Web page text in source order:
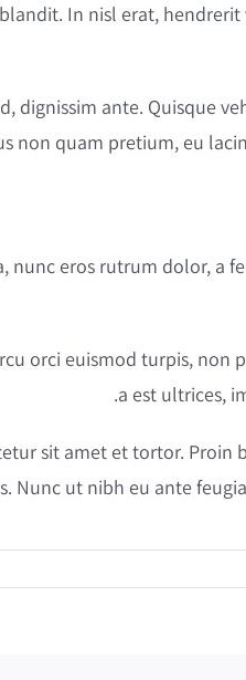
In nisl erat,
dignissim ante. Quisque
non quam pretium, eu
nunc eros rutrum dolor, a
orci euismod turpis, non
a est ultrices,
sit amet et tortor.
Nunc ut nibh eu ante